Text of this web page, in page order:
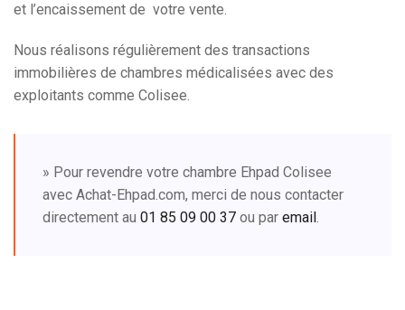
et l’encaissement de votre vente.
Nous réalisons régulièrement des transactions
immobilières de chambres médicalisées avec des
exploitants comme Colisee.
» Pour revendre votre chambre Ehpad Colisee
avec Achat-Ehpad.com, merci de nous contacter
directement au 01 85 09 00 37 ou par email .